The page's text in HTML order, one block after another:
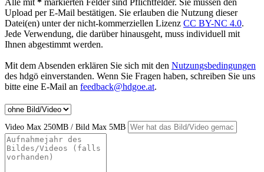
Alle mit * markierten Felder sind Pflichtfelder. Sie müssen den
Upload per E-Mail bestätigen. Sie erlauben die Nutzung dieser
Datei(en) unter der nicht-kommerziellen Lizenz CC BY-NC 4.0.
Jede Verwendung, die darüber hinausgeht, muss individuell mit
Ihnen abgestimmt werden.
Mit dem Absenden erklären Sie sich mit den Nutzungsbedingungen
des hdgö einverstanden. Wenn Sie Fragen haben, schreiben Sie uns
bitte eine E-Mail an feedback@hdgoe.at.
Video Max 250MB / Bild Max 5MB